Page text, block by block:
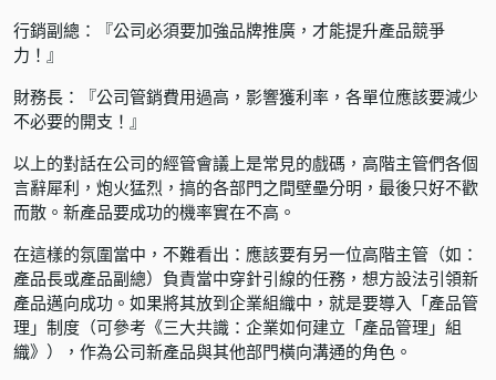
行銷副總：『公司必須要加強品牌推廣，才能提升產品競爭
力！』
財務長：『公司管銷費用過高，影響獲利率，各單位應該要減少
不必要的開支！』
以上的對話在公司的經管會議上是常見的戲碼，高階主管們各個
言辭犀利，炮火猛烈，搞的各部門之間壁壘分明，最後只好不歡
而散。新產品要成功的機率實在不高。
在這樣的氛圍當中，不難看出：應該要有另一位高階主管（如：
產品長或產品副總）負責當中穿針引線的任務，想方設法引領新
產品邁向成功。如果將其放到企業組織中，就是要導入「產品管
理」制度（可參考《三大共識：企業如何建立「產品管理」組
織》），作為公司新產品與其他部門橫向溝通的角色。